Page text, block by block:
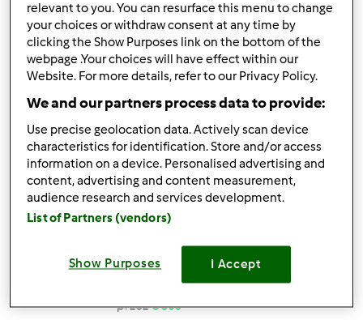
13 33 -- 0
4.9(15)
Orzechowo-migdałowe
rury z wakacji :)
przezSławomir Zabawa
17 29 Średni 12 1h 45min
Kolorowa sałatka w
galarecie
przezGość
relevant to you. You can resurface this menu to change
your choices or withdraw consent at any time by
clicking the Show Purposes link on the bottom of the
webpage .Your choices will have effect within our
Website. For more details, refer to our Privacy Policy.
We and our partners process data to provide:
Use precise geolocation data. Actively scan device
characteristics for identification. Store and/or access
information on a device. Personalised advertising and
content, advertising and content measurement,
audience research and services development.
List of Partners (vendors)
Show Purposes I Accept